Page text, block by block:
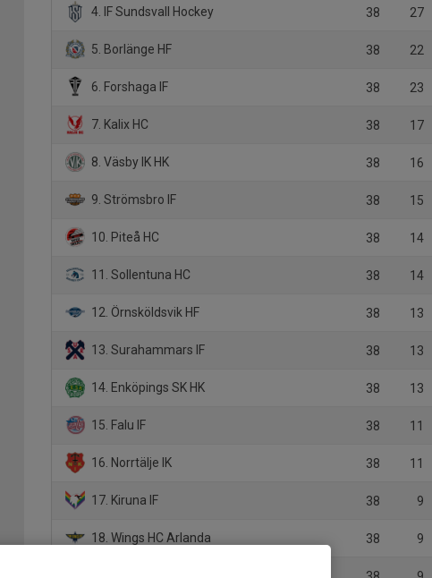
4. IF Sundsvall Hockey 38 27
5. Borlänge HF 38 22
6. Forshaga IF 38 23
7. Kalix HC 38 17
8. Väsby IK HK 38 16
9. Strömsbro IF 38 15
10. Piteå HC 38 14
11. Sollentuna HC 38 14
12. Örnsköldsvik HF 38 13
13. Surahammars IF 38 13
14. Enköpings SK HK 38 13
15. Falu IF 38 11
16. Norrtälje IK 38 11
17. Kiruna IF 38 9
18. Wings HC Arlanda 38 9